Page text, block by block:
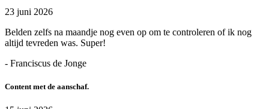
23 juni 2026
Belden zelfs na maandje nog even op om te controleren of ik nog
altijd tevreden was. Super!
- Franciscus de Jonge
Content met de aanschaf.